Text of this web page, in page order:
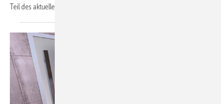
Teil des aktuellen Projekts European XFEL